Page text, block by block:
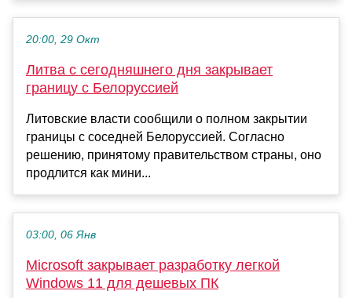
20:00, 29 Окт
Литва с сегодняшнего дня закрывает
границу с Белоруссией
Литовские власти сообщили о полном закрытии
границы с соседней Белоруссией. Согласно
решению, принятому правительством страны, оно
продлится как мини...
03:00, 06 Янв
Microsoft закрывает разработку легкой
Windows 11 для дешевых ПК